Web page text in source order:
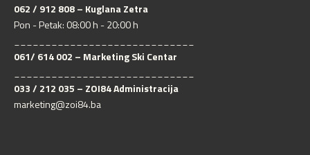
062 / 912 808 – Kuglana Zetra
Pon - Petak: 08:00 h - 20:00 h
061/ 614 002 – Marketing Ski Centar
033 / 212 035 – ZOI84 Administracija
marketing@zoi84.ba